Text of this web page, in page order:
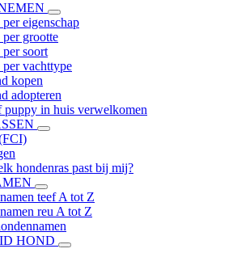
eigenschap
grootte
soort
vachttype
kopen
adopteren
puppy in huis verwelkomen
hondenras past bij mij?
teef A tot Z
reu A tot Z
HOND